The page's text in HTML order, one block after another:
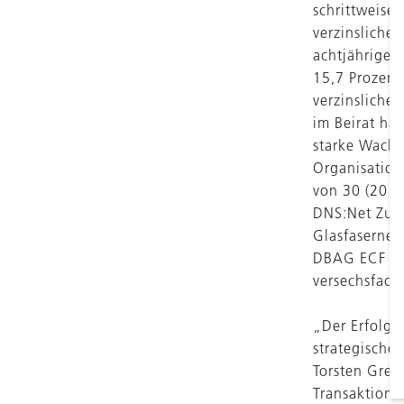
schrittweise
15,7
verzinsliche
im Beirat
starke
von 30
DNS:Net
DBAG ECF
„Der Erfolg
Torsten
Transaktion.